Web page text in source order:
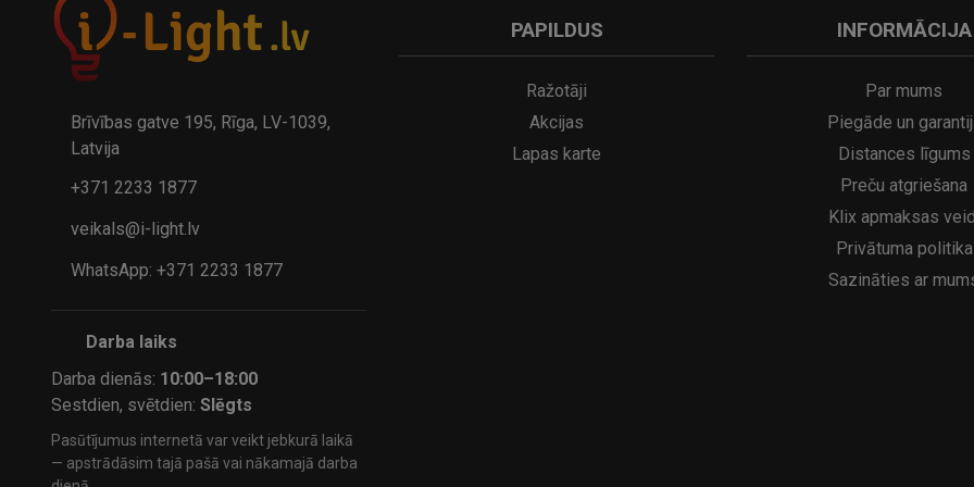
32.95€
A
kumulatora LED galda lampa SERINA Mini Ø80×200 mm..
29.95€ 21.95€
Brīvības gatve 195, Rīga, LV-1039,
Latvija
+371 2233 1877
veikals@i-light.lv
WhatsApp: +371 2233 1877
Darba laiks
Darba dienās: 10:00–18:00
Sestdien, svētdien:Slēgts
Pasūtījumus internetā var veikt jebkurā laikā
— apstrādāsim tajā pašā vai nākamajā darba
PAPILDUS
Ražotāji
Akcijas
Lapas karte
INFORMĀCIJA
Par mums
Piegāde un
Distances līgums
Preču atgriešana
Klix apmaksas
Privātuma politika
Sazināties ar